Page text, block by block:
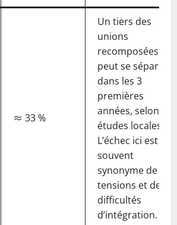
≈ 33 %
Un tiers des
unions
recomposées
peut se séparer
dans les 3
premières
années, selon les
études locales.
L’échec ici est
souvent
synonyme de
tensions et de
difficultés
d’intégration.